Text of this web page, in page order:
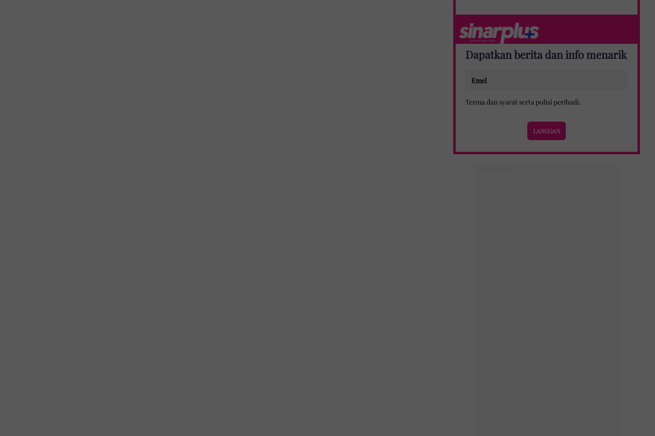
Dapatkan berita dan info menarik
Terma dan syaratserta polisi peribadi.